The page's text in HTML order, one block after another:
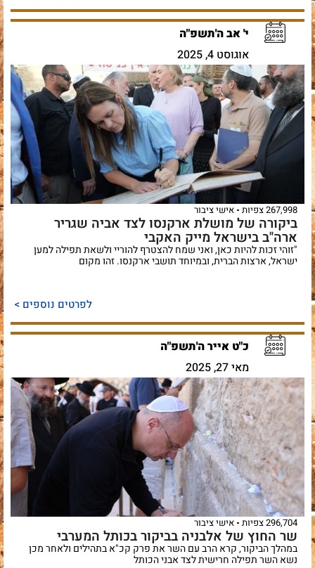
י' אב ה'תשפ"ה
אוגוסט 4, 2025
267,998 צפיות אישי ציבור
ביקורה של מושלת ארקנסו לצד אביה שגריר
ארה"ב בישראל מייק האקבי
"זוהי זכות להיות כאן, ואני שמח להצטרף להוריי ולשאת תפילה למען
ישראל, ארצות הברית, ובמיוחד תושבי ארקנסו. זהו מקום
לפרטים נוספים >
כ"ט אייר ה'תשפ"ה
מאי 27, 2025
296,704 צפיות אישי ציבור
שר החוץ של אלבניה בביקור בכותל המערבי
במהלך הביקור, קרא הרב עם השר את פרק קכ"א בתהילים ולאחר מכן
נשא השר תפילה חרישית לצד אבני הכותל